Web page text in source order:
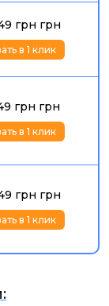
Влага и пыль
заглушки,
изношены.
грн грн
в 1 клик
грн грн
в 1 клик
грн грн
в 1 клик